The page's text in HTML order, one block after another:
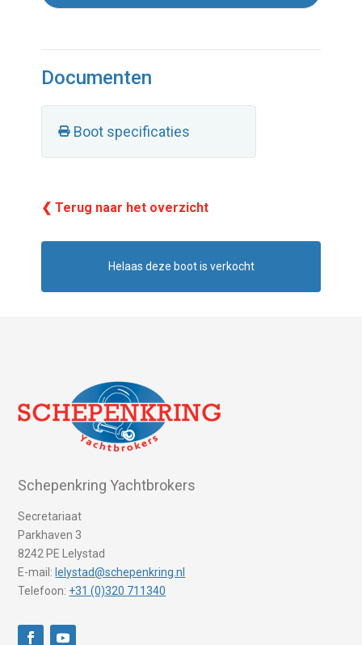
Documenten
Boot specificaties
❮ Terug naar het overzicht
Helaas deze boot is verkocht
Schepenkring Yachtbrokers
Secretariaat
Parkhaven 3
8242 PE Lelystad
E-mail: lelystad@schepenkring.nl
Telefoon: +31 (0)320 711340